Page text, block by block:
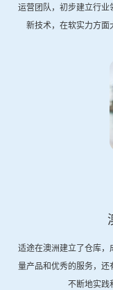
运营团队，初步建立行
新技术，在软实力方面
适途在澳洲建立了仓库
量产品和优秀的服务，还
不断地实践